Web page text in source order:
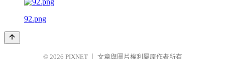
92.png
© 2026 PIXNET 文章與圖片權利屬原作者所有